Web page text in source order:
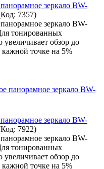
зеркало BW-
7357)
зеркало BW-
тонированных
обзор до
кажной точке на 5%
зеркало BW-
7922)
зеркало BW-
тонированных
обзор до
кажной точке на 5%